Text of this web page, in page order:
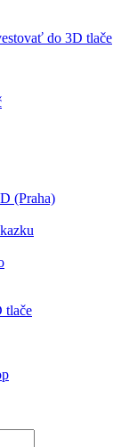
do 3D tlače
(Praha)
tlače